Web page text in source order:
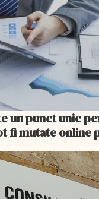
un punct unic
fi mutate online